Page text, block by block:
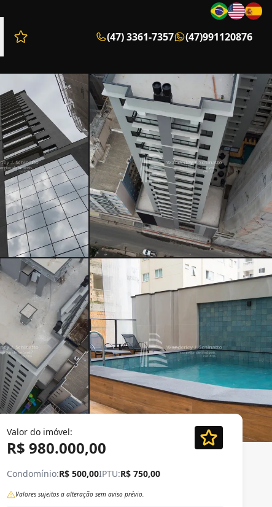
Favoritos (0 itens) (47) 3361-7357 (47)991120876
Valor do imóvel:
R$ 980.000,00
Condomínio:R$ 500,00IPTU:R$ 750,00
Valores sujeitos a alteração sem aviso prévio.